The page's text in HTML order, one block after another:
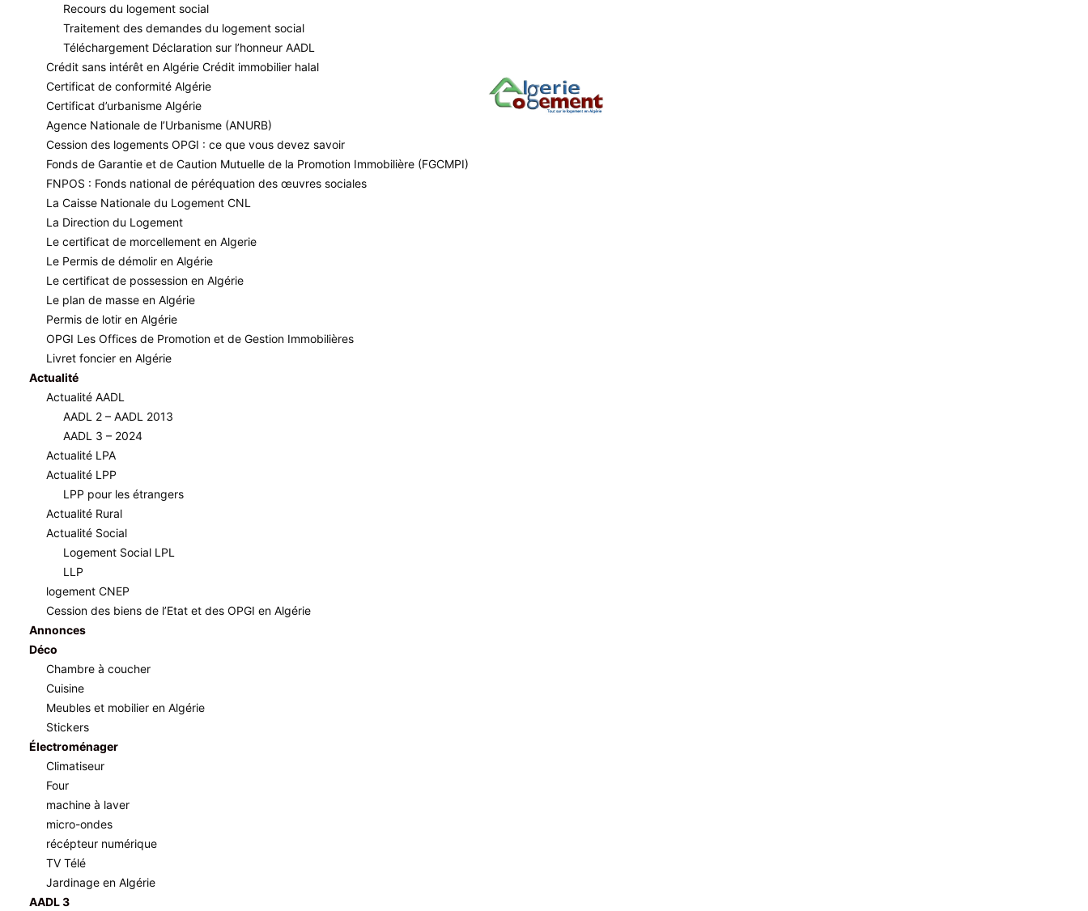
Recours du logement social
Traitement des demandes du logement social
Téléchargement Déclaration sur l’honneur AADL
Crédit sans intérêt en Algérie Crédit immobilier halal
Certificat de conformité Algérie
Certificat d’urbanisme Algérie
Agence Nationale de l’Urbanisme (ANURB)
Cession des logements OPGI : ce que vous devez savoir
Fonds de Garantie et de Caution Mutuelle de la Promotion Immobilière (FGCMPI)
FNPOS : Fonds national de péréquation des œuvres sociales
La Caisse Nationale du Logement CNL
La Direction du Logement
Le certificat de morcellement en Algerie
Le Permis de démolir en Algérie
Le certificat de possession en Algérie
Le plan de masse en Algérie
Permis de lotir en Algérie
OPGI Les Offices de Promotion et de Gestion Immobilières
Livret foncier en Algérie
Actualité
Actualité AADL
AADL 2 – AADL 2013
AADL 3 – 2024
Actualité LPA
Actualité LPP
LPP pour les étrangers
Actualité Rural
Actualité Social
Logement Social LPL
LLP
logement CNEP
Cession des biens de l’Etat et des OPGI en Algérie
Annonces
Déco
Chambre à coucher
Cuisine
Meubles et mobilier en Algérie
Stickers
Électroménager
Climatiseur
Four
machine à laver
micro-ondes
récépteur numérique
TV Télé
Jardinage en Algérie
AADL 3
du programme AADL 3,
Abdelmadjid Tebboune
s’est contenté de dire qu’il n’est pas encore à l’ordre du jour et il est évident qu’avec la conjoncture actuelle, marquée par la chute des
cours du pétrole, le projet est gelé.
S. A. M.
ELMOUDJAHID DU 22/8/2015
Abdelmadjid Tebboune
Article précédent
AADL 2001 : Les Conservations foncières décèlent 119 souscripteurs indus
Notre rédaction est constituée de simples bénévoles qui essaient de regrouper toute l'information concernant le logement dans un seul et même site